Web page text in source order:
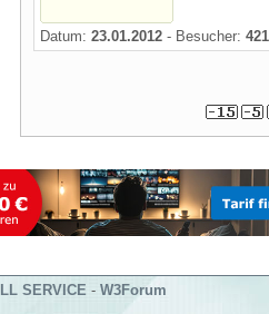
Datum: 23.01.2012 - Besucher: 421
SERVICE - W3Forum